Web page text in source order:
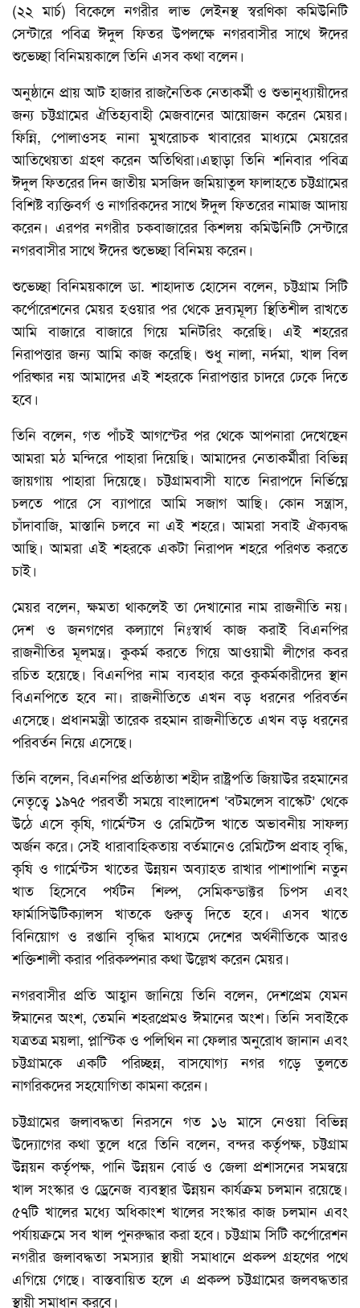
(২২ মার্চ) বিকেলে নগরীর লাভ লেইনস্থ স্বরণিকা কমিউনিটি
সেন্টারে পবিত্র ঈদুল ফিতর উপলক্ষে নগরবাসীর সাথে ঈদের
শুভেচ্ছা বিনিময়কালে তিনি এসব কথা বলেন।
অনুষ্ঠানে প্রায় আট হাজার রাজনৈতিক নেতাকর্মী ও শুভানুধ্যায়ীদের
জন্য চট্টগ্রামের ঐতিহ্যবাহী মেজবানের আয়োজন করেন মেয়র।
ফিন্নি, পোলাওসহ নানা মুখরোচক খাবারের মাধ্যমে মেয়রের
আতিথেয়তা গ্রহণ করেন অতিথিরা।এছাড়া তিনি শনিবার পবিত্র
ঈদুল ফিতরের দিন জাতীয় মসজিদ জমিয়াতুল ফালাহতে চট্টগ্রামের
বিশিষ্ট ব্যক্তিবর্গ ও নাগরিকদের সাথে ঈদুল ফিতরের নামাজ আদায়
করেন। এরপর নগরীর চকবাজারের কিশলয় কমিউনিটি সেন্টারে
নগরবাসীর সাথে ঈদের শুভেচ্ছা বিনিময় করেন।
শুভেচ্ছা বিনিময়কালে ডা. শাহাদাত হোসেন বলেন, চট্টগ্রাম সিটি
কর্পোরেশনের মেয়র হওয়ার পর থেকে দ্রব্যমূল্য স্থিতিশীল রাখতে
আমি বাজারে বাজারে গিয়ে মনিটরিং করেছি। এই শহরের
নিরাপত্তার জন্য আমি কাজ করেছি। শুধু নালা, নর্দমা, খাল বিল
পরিষ্কার নয় আমাদের এই শহরকে নিরাপত্তার চাদরে ঢেকে দিতে
হবে।
তিনি বলেন, গত পাঁচই আগস্টের পর থেকে আপনারা দেখেছেন
আমরা মঠ মন্দিরে পাহারা দিয়েছি। আমাদের নেতাকর্মীরা বিভিন্ন
জায়গায় পাহারা দিয়েছে। চট্টগ্রামবাসী যাতে নিরাপদে নির্ভিঘ্নে
চলতে পারে সে ব্যাপারে আমি সজাগ আছি। কোন সন্ত্রাস,
চাঁদাবাজি, মাস্তানি চলবে না এই শহরে। আমরা সবাই ঐক্যবদ্ধ
আছি। আমরা এই শহরকে একটা নিরাপদ শহরে পরিণত করতে
চাই।
মেয়র বলেন, ক্ষমতা থাকলেই তা দেখানোর নাম রাজনীতি নয়।
দেশ ও জনগণের কল্যাণে নিঃস্বার্থ কাজ করাই বিএনপির
রাজনীতির মূলমন্ত্র। কুকর্ম করতে গিয়ে আওয়ামী লীগের কবর
রচিত হয়েছে। বিএনপির নাম ব্যবহার করে কুকর্মকারীদের স্থান
বিএনপিতে হবে না। রাজনীতিতে এখন বড় ধরনের পরিবর্তন
এসেছে। প্রধানমন্ত্রী তারেক রহমান রাজনীতিতে এখন বড় ধরনের
পরিবর্তন নিয়ে এসেছে।
তিনি বলেন, বিএনপির প্রতিষ্ঠাতা শহীদ রাষ্ট্রপতি জিয়াউর রহমানের
নেতৃত্বে ১৯৭৫ পরবর্তী সময়ে বাংলাদেশ ‘বটমলেস বাস্কেট’ থেকে
উঠে এসে কৃষি, গার্মেন্টস ও রেমিটেন্স খাতে অভাবনীয় সাফল্য
অর্জন করে। সেই ধারাবাহিকতায় বর্তমানেও রেমিটেন্স প্রবাহ বৃদ্ধি,
কৃষি ও গার্মেন্টস খাতের উন্নয়ন অব্যাহত রাখার পাশাপাশি নতুন
খাত হিসেবে পর্যটন শিল্প, সেমিকন্ডাক্টর চিপস এবং
ফার্মাসিউটিক্যালস খাতকে গুরুত্ব দিতে হবে। এসব খাতে
বিনিয়োগ ও রপ্তানি বৃদ্ধির মাধ্যমে দেশের অর্থনীতিকে আরও
শক্তিশালী করার পরিকল্পনার কথা উল্লেখ করেন মেয়র।
নগরবাসীর প্রতি আহ্বান জানিয়ে তিনি বলেন, দেশপ্রেম যেমন
ঈমানের অংশ, তেমনি শহরপ্রেমও ঈমানের অংশ। তিনি সবাইকে
যত্রতত্র ময়লা, প্লাস্টিক ও পলিথিন না ফেলার অনুরোধ জানান এবং
চট্টগ্রামকে একটি পরিচ্ছন্ন, বাসযোগ্য নগর গড়ে তুলতে
নাগরিকদের সহযোগিতা কামনা করেন।
চট্টগ্রামের জলাবদ্ধতা নিরসনে গত ১৬ মাসে নেওয়া বিভিন্ন
উদ্যোগের কথা তুলে ধরে তিনি বলেন, বন্দর কর্তৃপক্ষ, চট্টগ্রাম
উন্নয়ন কর্তৃপক্ষ, পানি উন্নয়ন বোর্ড ও জেলা প্রশাসনের সমন্বয়ে
খাল সংস্কার ও ড্রেনেজ ব্যবস্থার উন্নয়ন কার্যক্রম চলমান রয়েছে।
৫৭টি খালের মধ্যে অধিকাংশ খালের সংস্কার কাজ চলমান এবং
পর্যায়ক্রমে সব খাল পুনরুদ্ধার করা হবে। চট্টগ্রাম সিটি কর্পোরেশন
নগরীর জলাবদ্ধতা সমস্যার স্থায়ী সমাধানে প্রকল্প গ্রহণের পথে
এগিয়ে গেছে। বাস্তবায়িত হলে এ প্রকল্প চট্টগ্রামের জলবদ্ধতার
স্থায়ী সমাধান করবে।